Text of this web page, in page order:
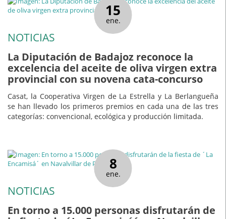
15
ene.
NOTICIAS
La Diputación de Badajoz reconoce la
excelencia del aceite de oliva virgen extra
provincial con su novena cata-concurso
Casat, la Cooperativa Virgen de La Estrella y La Berlangueña
se han llevado los primeros premios en cada una de las tres
categorías: convencional, ecológica y producción limitada.
8
ene.
NOTICIAS
En torno a 15.000 personas disfrutarán de